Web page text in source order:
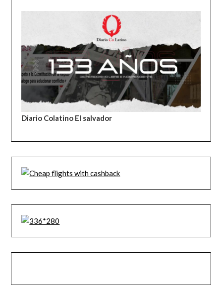
Diario Colatino El salvador